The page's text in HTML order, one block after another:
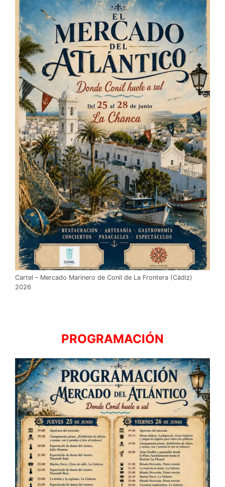
Cartel – Mercado Marinero de Conil de La Frontera (Cádiz)
2026
PROGRAMACIÓN